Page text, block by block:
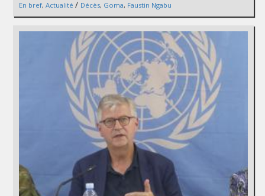
En bref, Actualité / Décès, Goma, Faustin Ngabu